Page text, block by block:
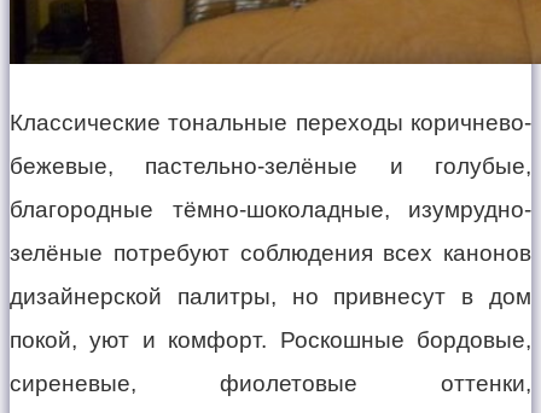
Классические тональные переходы коричнево-
бежевые, пастельно-зелёные и голубые,
благородные тёмно-шоколадные, изумрудно-
зелёные потребуют соблюдения всех канонов
дизайнерской палитры, но привнесут в дом
покой, уют и комфорт. Роскошные бордовые,
сиреневые, фиолетовые оттенки,